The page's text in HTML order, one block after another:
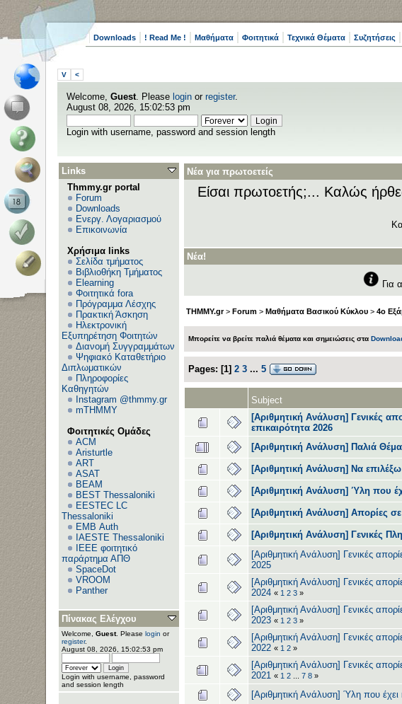
Downloads ! Read Me ! Μαθήματα Φοιτητικά Τεχνικά Θέματα Συζητήσεις
V <
Welcome, Guest. Please login or register.
August 08, 2026, 15:02:53 pm
Login with username, password and session length
Links
Thmmy.gr portal
Forum
Downloads
Ενεργ. Λογαριασμού
Επικοινωνία
Χρήσιμα links
Σελίδα τμήματος
Βιβλιοθήκη Τμήματος
Elearning
Φοιτητικά fora
Πρόγραμμα Λέσχης
Πρακτική Άσκηση
Ηλεκτρονική
Εξυπηρέτηση Φοιτητών
Διανομή Συγγραμμάτων
Ψηφιακό Καταθετήριο
Διπλωματικών
Πληροφορίες
Καθηγητών
Instagram @thmmy.gr
mTHMMY
Φοιτητικές Ομάδες
ACM
Aristurtle
ART
ASAT
BEAM
BEST Thessaloniki
EESTEC LC
Thessaloniki
EΜΒ Auth
IAESTE Thessaloniki
IEEE φοιτητικό
παράρτημα ΑΠΘ
SpaceDot
VROOM
Panther
Πίνακας Ελέγχου
Welcome, Guest. Please login or
register.
August 08, 2026, 15:02:53 pm
Login with username, password
and session length
Νέα για πρωτοετείς
Είσαι πρωτοετής;... Καλώς
Νέα!
Για
THMMY.gr> Forum > Μαθήματα Βασικού Κύκλου > 4ο
Μπορείτε να βρείτε παλιά θέματα και σημειώσεις στα
Pages: [1] 2 3 ... 5
Subject
[Αριθμητική Ανάλυση] Γενικές
επικαιρότητα 2026
[Αριθμητική Ανάλυση] Παλιά
[Αριθμητική Ανάλυση] Να
[Αριθμητική Ανάλυση] Ύλη που
[Αριθμητική Ανάλυση] Απορίες
[Αριθμητική Ανάλυση] Γενικές
[Αριθμητική Ανάλυση] Γενικές
2025
[Αριθμητική Ανάλυση] Γενικές
2024 « 1 2 3 »
[Αριθμητική Ανάλυση] Γενικές
2023 « 1 2 3 »
[Αριθμητική Ανάλυση] Γενικές
2022 « 1 2 »
[Αριθμητική Ανάλυση] Γενικές
2021 « 1 2 7 8 »
[Αριθμητική Ανάλυση] Ύλη που έχει